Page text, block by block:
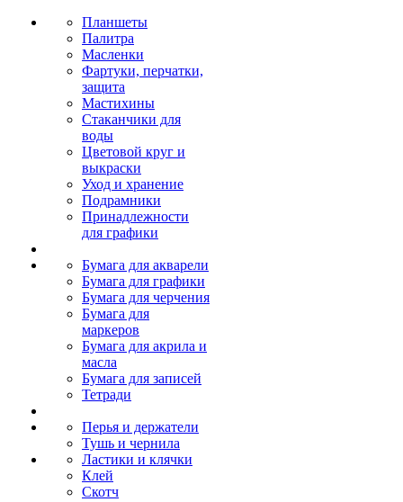
Планшеты
Палитра
Масленки
Фартуки, перчатки,
защита
Мастихины
Стаканчики для
воды
Цветовой круг и
выкраски
Уход и хранение
Подрамники
Принадлежности
для графики
Бумага для акварели
Бумага для графики
Бумага для черчения
Бумага для
маркеров
Бумага для акрила и
масла
Бумага для записей
Тетради
Перья и держатели
Тушь и чернила
Ластики и клячки
Клей
Скотч